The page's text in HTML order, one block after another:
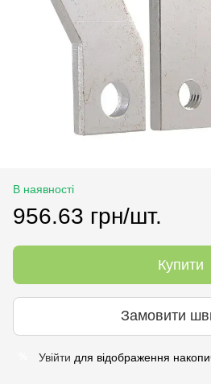
В наявності
956.63 грн/шт.
Купити
Замовити
Увійти для відображення